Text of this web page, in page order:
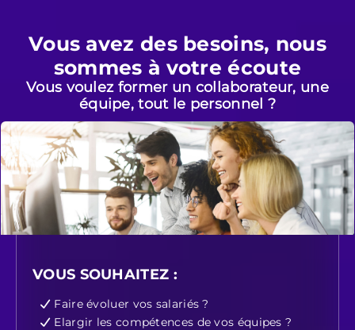
Vous avez des besoins, nous
sommes à votre écoute
Vous voulez former un collaborateur, une
équipe, tout le personnel ?
VOUS SOUHAITEZ :
Faire évoluer vos salariés ?
Elargir les compétences de vos équipes ?